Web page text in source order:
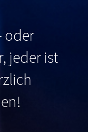
oder
jeder ist
!